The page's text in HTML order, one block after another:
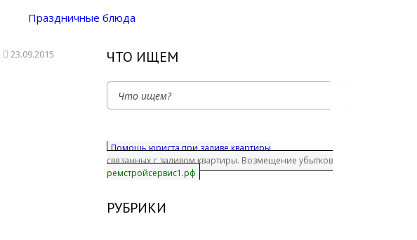
Праздничные блюда
23.09.2015 ЧТО ИЩЕМ
Помощь юриста при заливе квартиры
связанных с заливом квартиры. Возмещение убытков
ремстройсервис1.рф
РУБРИКИ